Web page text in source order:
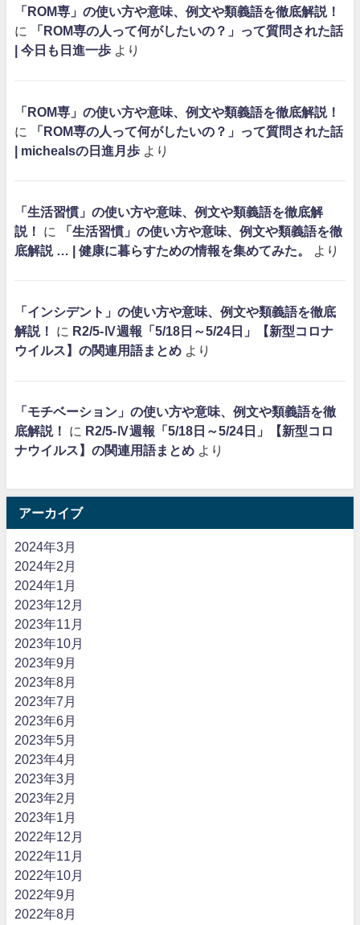
「ROM専」の使い方や意味、例文や類義語を徹底解説！
に
「ROM専の人って何がしたいの？」って質問された話
| 今日も日進一歩 より
「ROM専」の使い方や意味、例文や類義語を徹底解説！
に
「ROM専の人って何がしたいの？」って質問された話
| michealsの日進月歩 より
「生活習慣」の使い方や意味、例文や類義語を徹底解
説！
に
「生活習慣」の使い方や意味、例文や類義語を徹
底解説 … | 健康に暮らすための情報を集めてみた。
より
「インシデント」の使い方や意味、例文や類義語を徹底
解説！
に R2/5-Ⅳ週報「5/18日～5/24日」【新型コロナ
ウイルス】の関連用語まとめ より
「モチベーション」の使い方や意味、例文や類義語を徹
底解説！
に R2/5-Ⅳ週報「5/18日～5/24日」【新型コロ
ナウイルス】の関連用語まとめ より
アーカイブ
2024年3月
2024年2月
2024年1月
2023年12月
2023年11月
2023年10月
2023年9月
2023年8月
2023年7月
2023年6月
2023年5月
2023年4月
2023年3月
2023年2月
2023年1月
2022年12月
2022年11月
2022年10月
2022年9月
2022年8月